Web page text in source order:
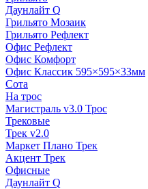
Даунлайт Q
Грильято Мозаик
Грильято Рефлект
Офис Рефлект
Офис Комфорт
Офис Классик 595×595×33мм
Сота
На трос
Магистраль v3.0 Трос
Трековые
Трек v2.0
Маркет Плано Трек
Акцент Трек
Офисные
Даунлайт Q